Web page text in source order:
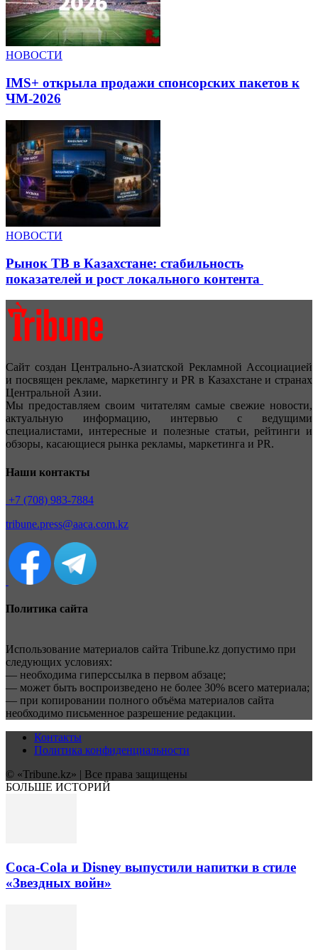
НОВОСТИ
IMS+ открыла продажи спонсорских пакетов к
ЧМ-2026
НОВОСТИ
Рынок ТВ в Казахстане: стабильность
показателей и рост локального контента
Сайт создан Центрально-Азиатской Рекламной Ассоциацией
и посвящен рекламе, маркетингу и PR в Казахстане и странах
Центральной Азии.
Мы предоставляем своим читателям самые свежие новости,
актуальную информацию, интервью с ведущими
специалистами, интересные и полезные статьи, рейтинги и
обзоры, касающиеся рынка рекламы, маркетинга и PR.
Наши контакты
+7 (708) 983-7884
tribune.press@aaca.com.kz
Политика сайта
Использование материалов сайта Tribune.kz допустимо при
следующих условиях:
— необходима гиперссылка в первом абзаце;
— может быть воспроизведено не более 30% всего материала;
— при копировании полного объёма материалов сайта
необходимо письменное разрешение редакции.
Контакты
Политика конфиденциальности
© «Tribune.kz» | Все права защищены
БОЛЬШЕ ИСТОРИЙ
Coca-Cola и Disney выпустили напитки в стиле
«Звездных войн»